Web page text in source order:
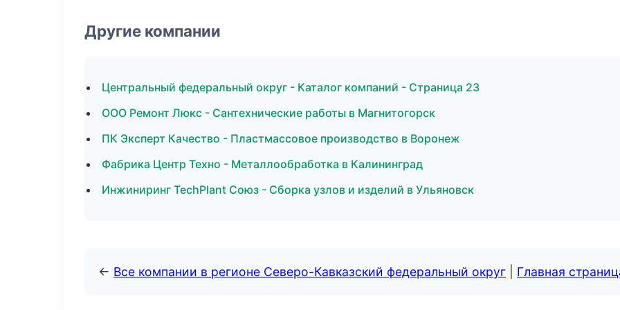
Другие компании
Центральный федеральный округ - Каталог компаний - Страница 23
ООО Ремонт Люкс - Сантехнические работы в Магнитогорск
ПК Эксперт Качество - Пластмассовое производство в Воронеж
Фабрика Центр Техно - Металлообработка в Калининград
Инжиниринг TechPlant Союз - Сборка узлов и изделий в Ульяновск
← Все компании в регионе Северо-Кавказский федеральный округ Главная